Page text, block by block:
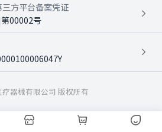
方平台备案凭证
00002号
器械有限公司 版权所有